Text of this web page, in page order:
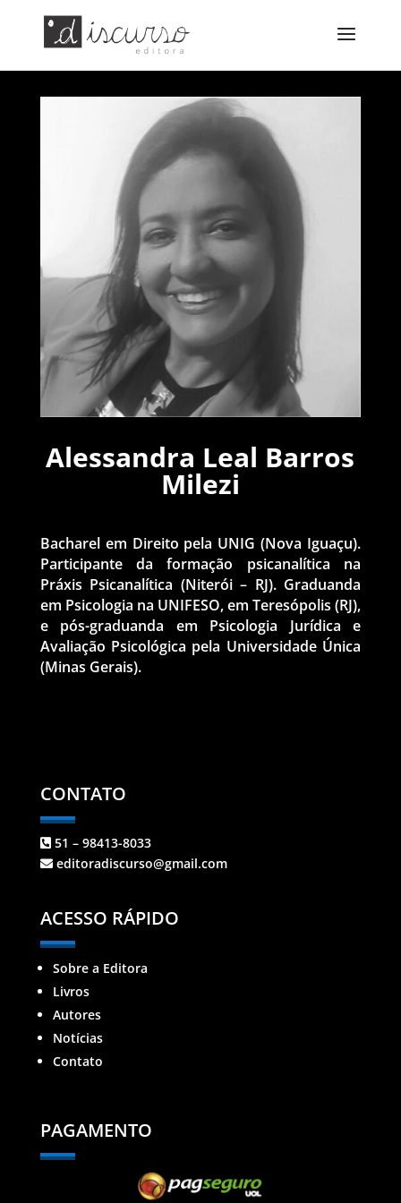
Alessandra Leal Barros
Milezi
Bacharel em Direito pela UNIG (Nova Iguaçu).
Participante da formação psicanalítica na
Práxis Psicanalítica (Niterói – RJ). Graduanda
em Psicologia na UNIFESO, em Teresópolis (RJ),
e pós-graduanda em Psicologia Jurídica e
Avaliação Psicológica pela Universidade Única
(Minas Gerais).
CONTATO
51 – 98413-8033
editoradiscurso@gmail.com
ACESSO RÁPIDO
Sobre a Editora
Livros
Autores
Notícias
Contato
PAGAMENTO